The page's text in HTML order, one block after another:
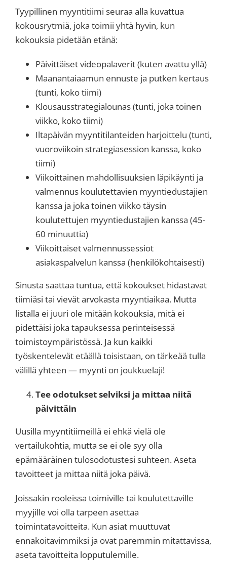
Tyypillinen myyntitiimi seuraa alla kuvattua
kokousrytmiä, joka toimii yhtä hyvin, kun
kokouksia pidetään etänä:
Päivittäiset videopalaverit (kuten avattu yllä)
Maanantaiaamun ennuste ja putken kertaus
(tunti, koko tiimi)
Klousausstrategialounas (tunti, joka toinen
viikko, koko tiimi)
Iltapäivän myyntitilanteiden harjoittelu (tunti,
vuoroviikoin strategiasession kanssa, koko
tiimi)
Viikoittainen mahdollisuuksien läpikäynti ja
valmennus koulutettavien myyntiedustajien
kanssa ja joka toinen viikko täysin
koulutettujen myyntiedustajien kanssa (45-
60 minuuttia)
Viikoittaiset valmennussessiot
asiakaspalvelun kanssa (henkilökohtaisesti)
Sinusta saattaa tuntua, että kokoukset hidastavat
tiimiäsi tai vievät arvokasta myyntiaikaa. Mutta
listalla ei juuri ole mitään kokouksia, mitä ei
pidettäisi joka tapauksessa perinteisessä
toimistoympäristössä. Ja kun kaikki
työskentelevät etäällä toisistaan, on tärkeää tulla
välillä yhteen — myynti on joukkuelaji!
Tee odotukset selviksi ja mittaa niitä
päivittäin
Uusilla myyntitiimeillä ei ehkä vielä ole
vertailukohtia, mutta se ei ole syy olla
epämääräinen tulosodotustesi suhteen. Aseta
tavoitteet ja mittaa niitä joka päivä.
Joissakin rooleissa toimiville tai koulutettaville
myyjille voi olla tarpeen asettaa
toimintatavoitteita. Kun asiat muuttuvat
ennakoitavimmiksi ja ovat paremmin mitattavissa,
aseta tavoitteita lopputulemille.